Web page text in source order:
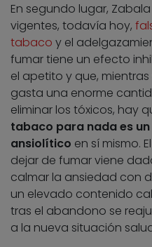
En segundo lugar,
vigentes, todavía hoy,
tabaco y el
fumar tiene un efecto
el apetito y que,
gasta una enorme
eliminar los tóxicos, hay
tabaco para nada es
ansiolítico en sí mismo.
dejar de fumar viene
calmar la ansiedad con
un elevado contenido
tras el abandono se
a la nueva situación